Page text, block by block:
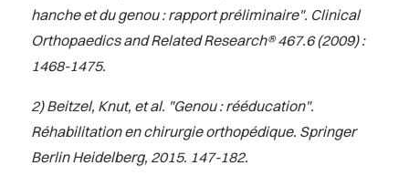
hanche et du genou : rapport préliminaire". Clinical
Orthopaedics and Related Research® 467.6 (2009) :
1468-1475.
2) Beitzel, Knut, et al. "Genou : rééducation".
Réhabilitation en chirurgie orthopédique. Springer
Berlin Heidelberg, 2015. 147-182.